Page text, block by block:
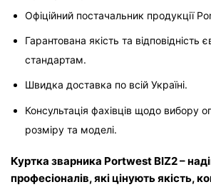
Офіційний постачальник продукції
Гарантована якість та відповідність
стандартам.
Швидка доставка по всій Україні.
Консультація фахівців щодо вибору
розміру та моделі.
Куртка зварника Portwest BIZ2 –
професіоналів, які цінують якість,